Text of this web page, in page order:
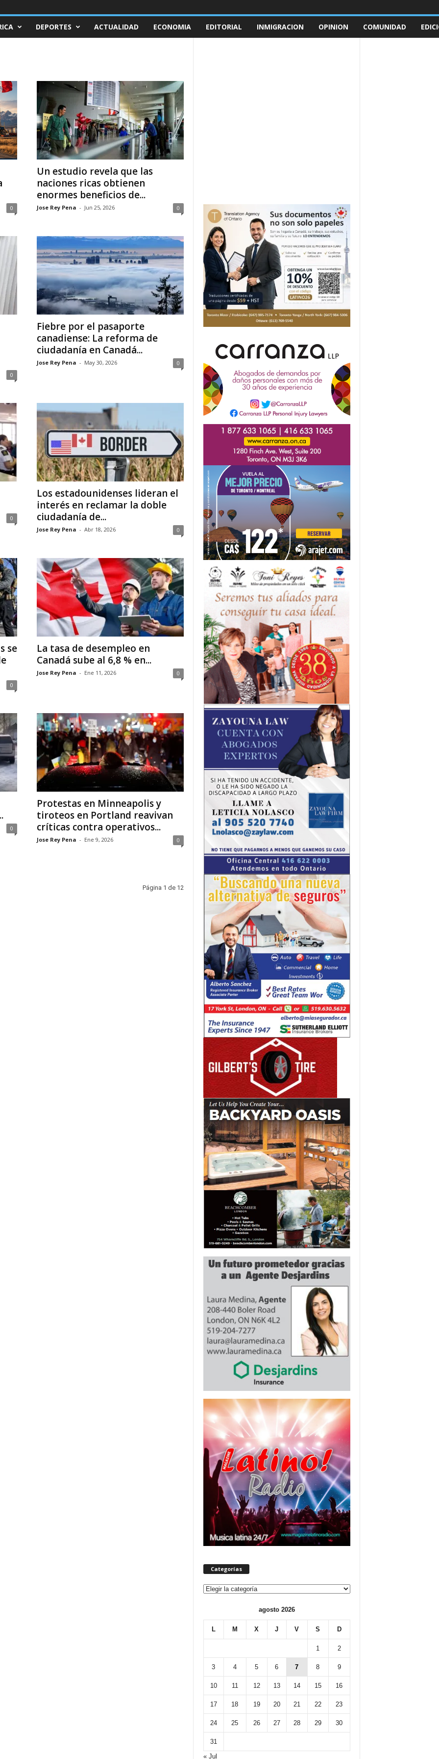
DEPORTES ACTUALIDAD ECONOMIA EDITORIAL INMIGRACION OPINION COMUNIDAD
0
Un estudio revela que las
naciones ricas obtienen
enormes beneficios de...
Jose Rey Pena - Jun 25, 2026 0
0
Fiebre por el pasaporte
canadiense: La reforma de
ciudadanía en Canadá...
Jose Rey Pena - May 30, 2026 0
0
Los estadounidenses lideran el
interés en reclamar la doble
ciudadanía de...
Jose Rey Pena - Abr 18, 2026 0
se
0
La tasa de desempleo en
Canadá sube al 6,8 % en...
Jose Rey Pena - Ene 11, 2026 0
0
Protestas en Minneapolis y
tiroteos en Portland reavivan
críticas contra operativos...
Jose Rey Pena - Ene 9, 2026 0
Página 1 de 12
Categorías
Categorías
agosto 2026
L M X J V S D
1 2
3 4 5 6 7 8 9
10 11 12 13 14 15 16
17 18 19 20 21 22 23
24 25 26 27 28 29 30
31
« Jul